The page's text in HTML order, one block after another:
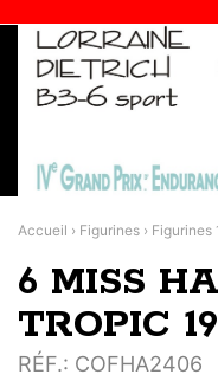
Accueil › Figurines › Figurines
6 MISS
TROPIC
RÉF.: COFHA2406